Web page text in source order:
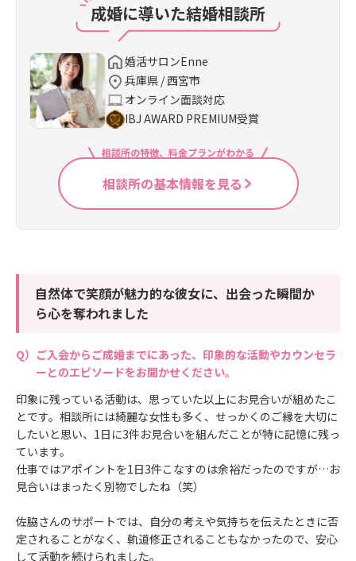
成婚に導いた結婚相談所
婚活サロンEnne
兵庫県 / 西宮市
オンライン面談対応
IBJ AWARD PREMIUM受賞
相談所の特徴、料金プランがわかる
相談所の基本情報を見る
自然体で笑顔が魅力的な彼女に、出会った瞬間か
ら心を奪われました
ご入会からご成婚までにあった、印象的な活動やカウンセラ
ーとのエピソードをお聞かせください。
印象に残っている活動は、思っていた以上にお見合いが組めたこ
とです。相談所には綺麗な女性も多く、せっかくのご縁を大切に
したいと思い、1日に3件お見合いを組んだことが特に記憶に残っ
ています。
仕事ではアポイントを1日3件こなすのは余裕だったのですが…お
見合いはまったく別物でしたね（笑）
佐脇さんのサポートでは、自分の考えや気持ちを伝えたときに否
定されることがなく、軌道修正されることもなかったので、安心
して活動を続けられました。